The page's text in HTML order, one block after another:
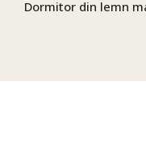
Dormitor din lemn